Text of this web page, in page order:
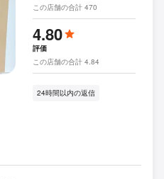
この店舗の合計 470
4.80
評価
この店舗の合計 4.84
24時間以内の返信